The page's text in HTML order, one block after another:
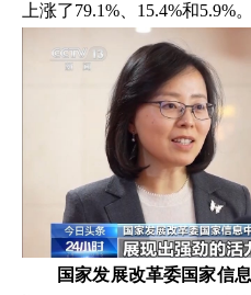
上涨了79.1%、15.4%和5.9%。
国家发展改革委国家信